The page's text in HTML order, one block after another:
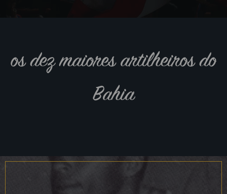
os dez maiores artilheiros do
Bahia